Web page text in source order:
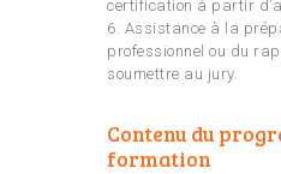
certification à partir
6. Assistance à la
professionnel ou du
soumettre au jury.
Contenu du
formation